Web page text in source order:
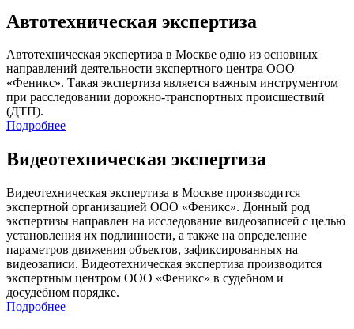
Автотехническая экспертиза
Автотехническая экспертиза в Москве одно из основных
направлений деятельности экспертного центра ООО
«Феникс». Такая экспертиза является важным инструментом
при расследовании дорожно-транспортных происшествий
(ДТП).
Подробнее
Видеотехническая экспертиза
Видеотехническая экспертиза в Москве производится
экспертной организацией ООО «Феникс». Донный род
экспертизы направлен на исследование видеозаписей с целью
установления их подлинности, а также на определение
параметров движения объектов, зафиксированных на
видеозаписи. Видеотехническая экспертиза производится
экспертным центром ООО «Феникс» в судебном и
досудебном порядке.
Подробнее